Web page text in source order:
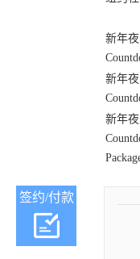
新年
新年
新年
签约/付款